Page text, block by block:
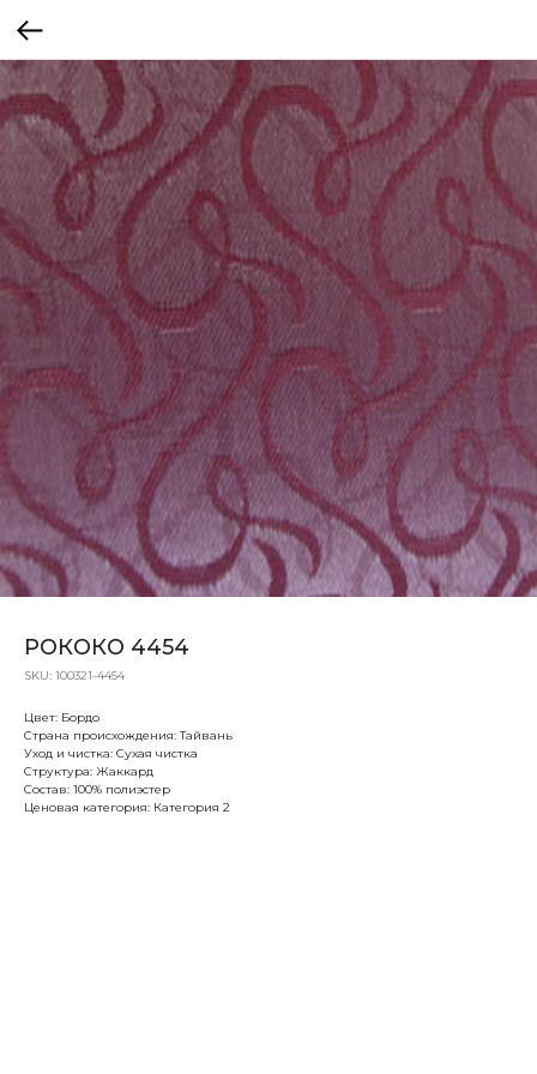
РОКОКО 4454
SKU: 100321-4454
Цвет: Бордо
Страна происхождения: Тайвань
Уход и чистка: Сухая чистка
Структура: Жаккард
Состав: 100% полиэстер
Ценовая категория: Категория 2